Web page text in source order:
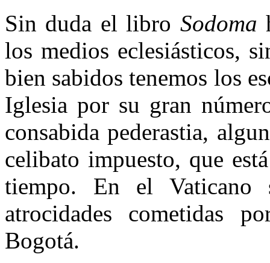
Sin duda el libro Sodoma
los medios eclesiásticos,
bien sabidos tenemos los
Iglesia por su gran
consabida pederastia,
celibato impuesto, que
tiempo. En el Vaticano
atrocidades cometidas
Bogotá.